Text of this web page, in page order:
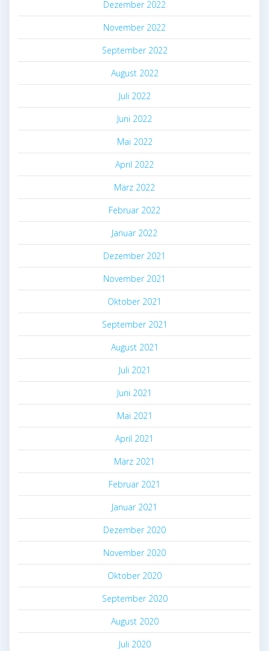
Dezember 2022
November 2022
September 2022
August 2022
Juli 2022
Juni 2022
Mai 2022
April 2022
März 2022
Februar 2022
Januar 2022
Dezember 2021
November 2021
Oktober 2021
September 2021
August 2021
Juli 2021
Juni 2021
Mai 2021
April 2021
März 2021
Februar 2021
Januar 2021
Dezember 2020
November 2020
Oktober 2020
September 2020
August 2020
Juli 2020